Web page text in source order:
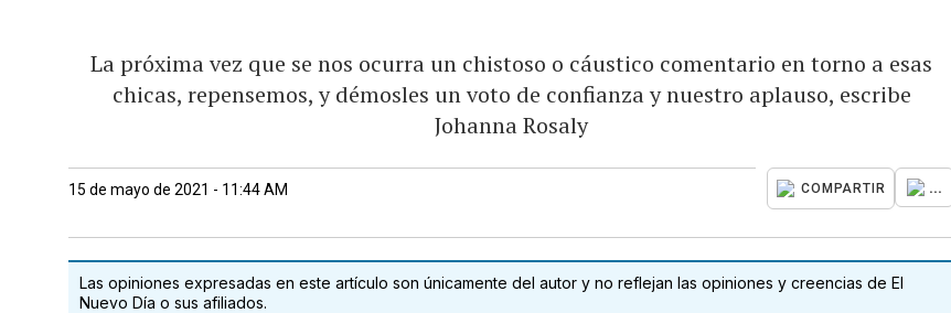
La próxima vez que se nos ocurra un chistoso o cáustico comentario en torno a esas
chicas, repensemos, y démosles un voto de confianza y nuestro aplauso, escribe
Johanna Rosaly
15 de mayo de 2021 - 11:44 AM COMPARTIR ...
Las opiniones expresadas en este artículo son únicamente del autor y no reflejan las opiniones y creencias de El
Nuevo Día o sus afiliados.